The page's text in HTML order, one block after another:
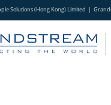
Solutions (Hong Kong) Limited |